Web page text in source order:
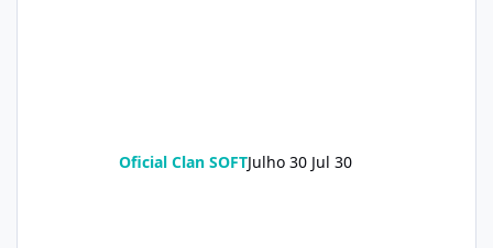
Oficial Clan SOFTJulho 30 Jul 30